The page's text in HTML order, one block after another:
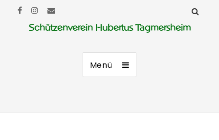
Schützenverein Hubertus Tagmersheim
Menü